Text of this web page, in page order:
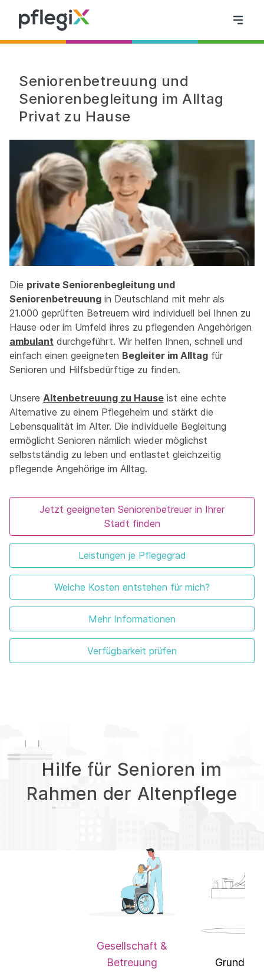
Seniorenbetreuung und
Seniorenbegleitung im Alltag
Privat zu Hause
Die private Seniorenbegleitung und
Seniorenbetreuung in Deutschland mit mehr als
21.000 geprüften Betreuern wird individuell bei Ihnen zu
Hause oder im Umfeld ihres zu pflegenden Angehörigen
ambulant durchgeführt. Wir helfen Ihnen, schnell und
einfach einen geeigneten Begleiter im Alltag für
Senioren und Hilfsbedürftige zu finden.
Unsere Altenbetreuung zu Hause ist eine echte
Alternative zu einem Pflegeheim und stärkt die
Lebensqualität im Alter. Die individuelle Begleitung
ermöglicht Senioren nämlich wieder möglichst
selbstständig zu leben und entlastet gleichzeitig
pflegende Angehörige im Alltag.
Jetzt geeigneten Seniorenbetreuer in Ihrer
Stadt finden
Leistungen je Pflegegrad
Welche Kosten entstehen für mich?
Mehr Informationen
Verfügbarkeit prüfen
Hilfe für Senioren im
Rahmen der Altenpflege
Gesellschaft &
Betreuung